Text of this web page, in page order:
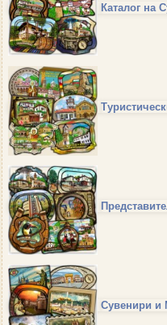
Каталог на
Сувенири и